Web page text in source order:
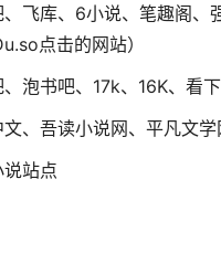
、飞库、6小说、笔趣阁、
点击的网站）
泡书吧、17k、16K、看
文、吾读小说网、平凡文学
站点